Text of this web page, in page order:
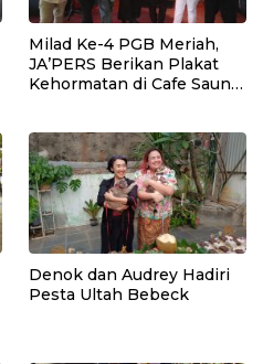
Milad Ke-4 PGB Meriah,
JA’PERS Berikan Plakat
Kehormatan di Cafe Saung
Denok dan Audrey Hadiri
Pesta Ultah Bebeck